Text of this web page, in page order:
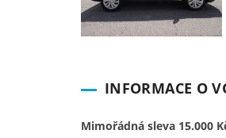
INFORMACE O
Mimořádná sleva 15.000